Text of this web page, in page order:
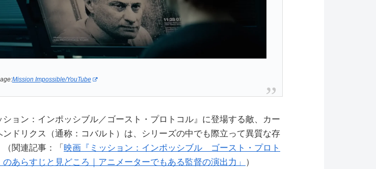
Mission Impossible/YouTube
ション：インポッシブル／ゴースト・プロトコル』に登場する敵、カー
ンドリクス（通称：コバルト）は、シリーズの中でも際立って異質な存
（関連記事：「 映画『ミッション：インポッシブル ゴースト・プロト
のあらすじと見どころ｜アニメーターでもある監督の演出力」
）